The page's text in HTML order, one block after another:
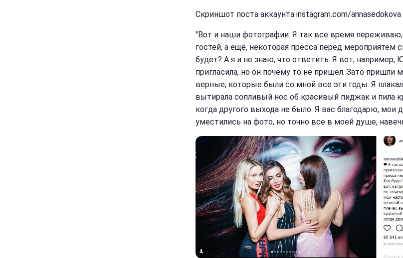
Скриншот поста аккаунта instagram.com/annasedokova
"Вот и наши фотографии. Я так все время
гостей, а ещё, некоторая пресса перед мероприятем
будет? А я и не знаю, что ответить. Я вот, например,
пригласила, но он почему то не пришёл. Зато пришли
верные, которые были со мной все эти годы. Я
вытирала сопливый нос об красивый пиджак и пила
когда другого выхода не было. Я вас благодарю, мои
уместились на фото, но точно все в моей душе,